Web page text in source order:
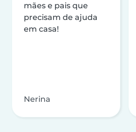
mães e pais que
precisam de ajuda
em casa!
Nerina